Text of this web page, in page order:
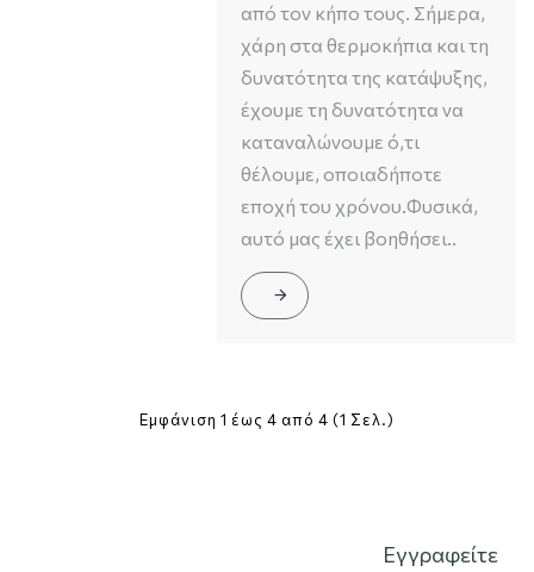
από τον κήπο τους. Σήμερα,
χάρη στα θερμοκήπια και τη
δυνατότητα της κατάψυξης,
έχουμε τη δυνατότητα να
καταναλώνουμε ό,τι
θέλουμε, οποιαδήποτε
εποχή του χρόνου.Φυσικά,
αυτό μας έχει βοηθήσει..
Εμφάνιση 1 έως 4 από 4 (1 Σελ.)
Εγγραφείτε